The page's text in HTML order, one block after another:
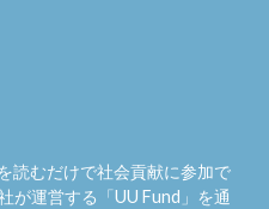
読むだけで社会貢献に参加で
が運営する「UU Fund 」を通